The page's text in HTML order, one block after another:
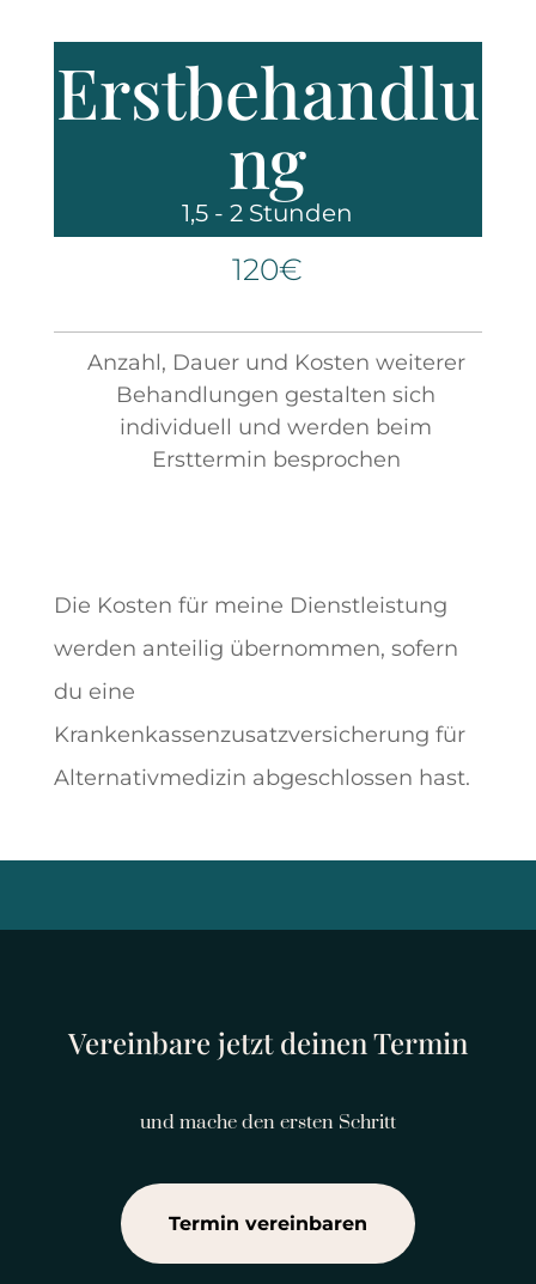
Erstbehandlu
ng
1,5 - 2 Stunden
120€
Anzahl, Dauer und Kosten weiterer
Behandlungen gestalten sich
individuell und werden beim
Ersttermin besprochen
Die Kosten für meine Dienstleistung
werden anteilig übernommen, sofern
du eine
Krankenkassenzusatzversicherung für
Alternativmedizin abgeschlossen hast.
Vereinbare jetzt deinen Termin
und mache den ersten Schritt
Termin vereinbaren